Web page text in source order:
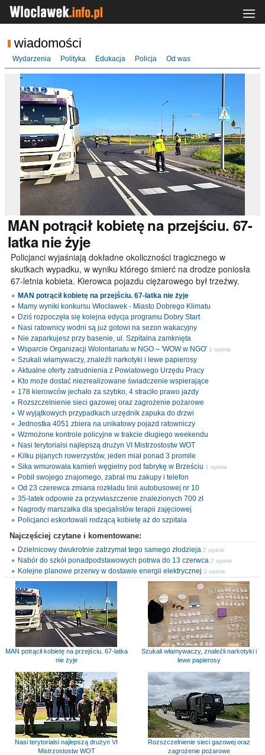
wiadomości
Wydarzenia Polityka Edukacja Policja Od was
MAN potrącił kobietę na przejściu. 67-
latka nie żyje
Policjanci wyjaśniają dokładne okoliczności tragicznego w
skutkach wypadku, w wyniku którego śmierć na drodze poniosła
67-letnia kobieta. Kierowca pojazdu ciężarowego był trzeźwy.
MAN potrącił kobietę na przejściu. 67-latka nie żyje
Mamy wyniki konkursu Włocławek - Miasto Dobrego Klimatu
Dziś rozpoczęła się kolejna edycja programu Dobry Start
Nasi ratownicy wodni są już gotowi na sezon wakacyjny
Nie zaparkujesz przy basenie, ul. Szpitalna zamknięta
Wsparcie Organizacji Wolontariatu w NGO – 'WOW w NGO' 1 opinia
Szukali włamywaczy, znaleźli narkotyki i lewe papierosy
Aktualne oferty zatrudnienia z Powiatowego Urzędu Pracy
Kto może dostać niezrealizowane świadczenie wspierające
178 kierowców jechało za szybko, 4 straciło prawo jazdy
Rozszczelnienie sieci gazowej oraz zagrożenie pożarowe
W wyjątkowych przypadkach urzędnik zapuka do drzwi
Jednostka 4051 zbiera na unikatowy pojazd ratowniczy
Wzmożone kontrole policyjne w trakcie długiego weekendu
Nasi terytorialsi najlepszą drużyn VI Mistrzostostw WOT
Kilku pijanych rowerzystów, jeden miał ponad 3 promile
Sika wmurowała kamień węgielny pod fabrykę w Brześciu 1 opinia
Pobił swojego znajomego, zabrał mu zakupy i telefon
Od 23 czerewca zmiana rozkładu linii autobusowej nr 10
35-latek odpowie za przywłaszczenie znalezionych 700 zł
Nagrody marszałka dla specjalistów terapii zajęciowej
Policjanci eskortowali rodzącą kobietę aż do szpitala
Najczęściej czytane i komentowane:
Dzielnicowy dwukrotnie zatrzymał tego samego złodzieja 2 opinie
Nabór do szkół ponadpodstawowych potrwa do 13 czerwca 2 opinie
Kolejne planowe przerwy w dostawie energii elektrycznej 2 opinie
MAN potrącił kobietę na przejściu. 67-latka
nie żyje
Szukali włamywaczy, znaleźli narkotyki i
lewe papierosy
Nasi terytorialsi najlepszą drużyn VI
Mistrzostostw WOT
Rozszczelnienie sieci gazowej oraz
zagrożenie pożarowe